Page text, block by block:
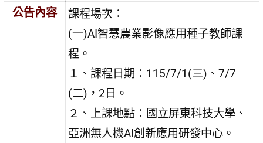
公告內容
課程場次：
(一)AI智慧農業影像應用種子教師課
程。
１、課程日期：115/7/1(三)、7/7
(二)，2日。
２、上課地點：國立屏東科技大學、
亞洲無人機AI創新應用研發中心。